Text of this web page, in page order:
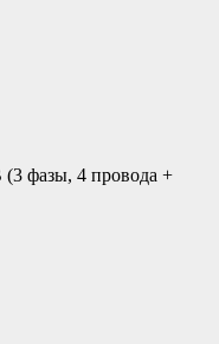
фазы, 4 провода +